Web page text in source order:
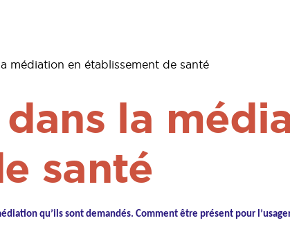
médiation en établissement de santé
la
santé
qu’ils sont demandés. Comment être présent pour